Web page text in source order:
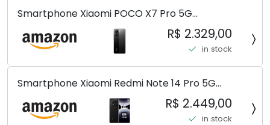
Smartphone Xiaomi POCO X7 Pro 5G
8+256GB/12+256GB/12+512GB
R$ 2.329,00
in stock
Smartphone Xiaomi Redmi Note 14 Pro 5G
Midnight Black (Preto) 12GB RAM 512GB ROM NFC
[ 24090RA29G ]
R$ 2.449,00
in stock